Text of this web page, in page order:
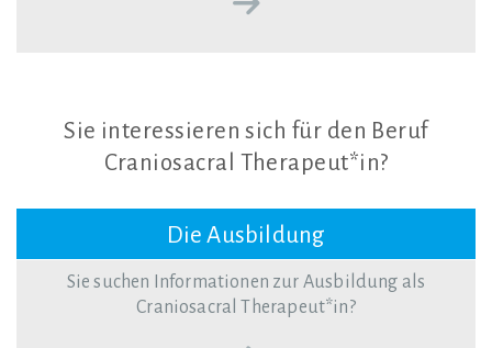
Sie interessierensich für den Beruf
Craniosacral Therapeut*in?
Die Ausbildung
Sie suchen Informationen zur Ausbildung als
Craniosacral Therapeut*in?